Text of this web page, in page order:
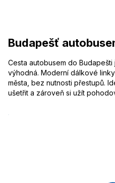
Budapešť
Cesta autobusem do
výhodná. Moderní dálkové
města, bez nutnosti přestupů.
ušetřit a zároveň si užít